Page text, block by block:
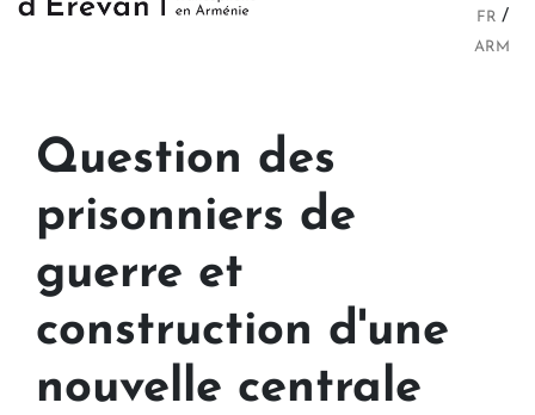
FR
ARM
Question des
prisonniers de
guerre et
construction d'une
nouvelle centrale